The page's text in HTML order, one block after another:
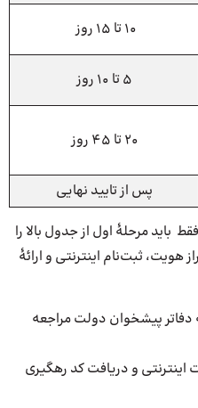
10 تا 15 روز
5 تا 10 روز
20 تا 45 روز
پس از تایید نهایی
باید مرحلۀ اول از جدول بالا را
کار است: احراز هویت، ثبت‌نام اینترنتی و ارائۀ
دفاتر پیشخوان دولت مراجعه
و دریافت کد رهگیری